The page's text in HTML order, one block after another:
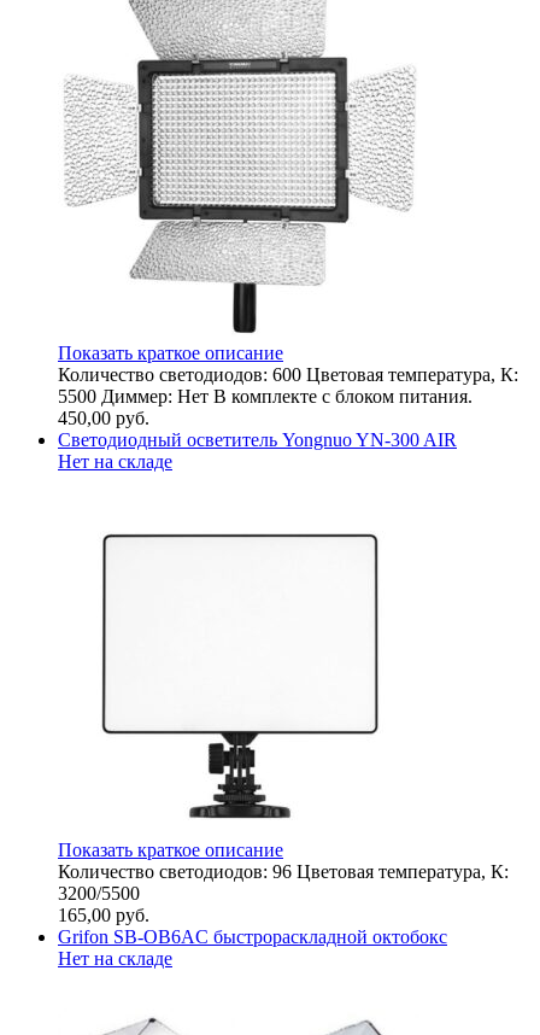
Показать краткое описание
Количество светодиодов: 600 Цветовая температура, К:
5500 Диммер: Нет В комплекте с блоком питания.
450,00 руб.
Светодиодный осветитель Yongnuo YN-300 AIR
Нет на складе
Показать краткое описание
Количество светодиодов: 96 Цветовая температура, К:
3200/5500
165,00 руб.
Grifon SB-OB6AC быстрораскладной октобокс
Нет на складе